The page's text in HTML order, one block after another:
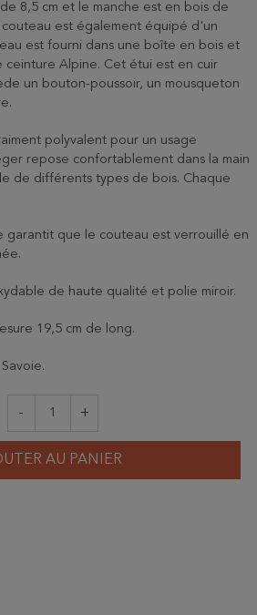
8,5 cm et le manche est en bois de
couteau est également équipé d'un
est fourni dans une boîte en bois et
Alpine. Cet étui est en cuir
un bouton-poussoir, un mousqueton
polyvalent pour un usage
repose confortablement dans la main
de différents types de bois. Chaque
garantit que le couteau est verrouillé en
de haute qualité et polie miroir.
19,5 cm de long.
- +
AU PANIER